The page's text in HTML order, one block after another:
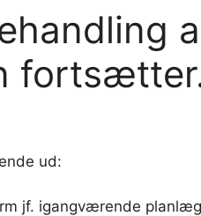
ud:
jf. igangværende